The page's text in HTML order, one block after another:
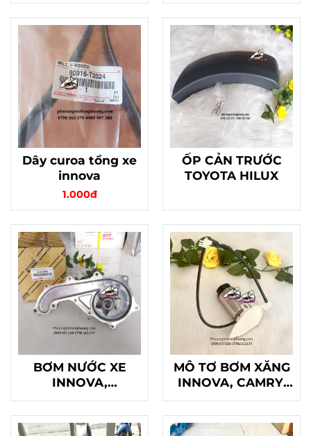
Dây curoa tổng xe
innova
1.000đ
ỐP CẢN TRƯỚC
TOYOTA HILUX
BƠM NƯỚC XE
INNOVA,
FORTUNER,
HILLUX , HIACE
MÔ TƠ BƠM XĂNG
INNOVA, CAMRY,
VIOS , HIACE